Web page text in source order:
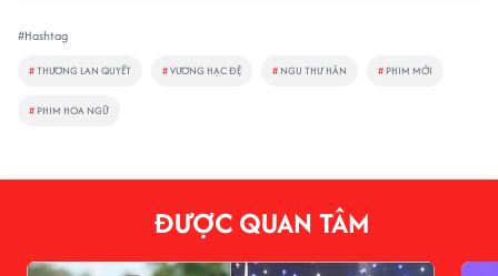
#Hashtag
#THƯƠNG LAN QUYẾT #VƯƠNG HẠC ĐỆ # NGU THƯ HÂN # PHIM MỚI
# PHIM HOA NGỮ
ĐƯỢC QUAN TÂM